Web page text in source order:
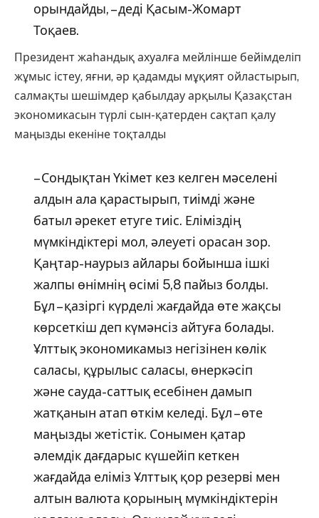
орындайды, – деді Қасым-Жомарт
Тоқаев.
Президент жаһандық ахуалға мейлінше бейімделіп
жұмыс істеу, яғни, әр қадамды мұқият ойластырып,
салмақты шешімдер қабылдау арқылы Қазақстан
экономикасын түрлі сын-қатерден сақтап қалу
маңызды екеніне тоқталды
– Сондықтан Үкімет кез келген мәселені
алдын ала қарастырып, тиімді және
батыл әрекет етуге тиіс. Еліміздің
мүмкіндіктері мол, әлеуеті орасан зор.
Қаңтар-наурыз айлары бойынша ішкі
жалпы өнімнің өсімі 5,8 пайыз болды.
Бұл – қазіргі күрделі жағдайда өте жақсы
көрсеткіш деп күмәнсіз айтуға болады.
Ұлттық экономикамыз негізінен көлік
саласы, құрылыс саласы, өнеркәсіп
және сауда-саттық есебінен дамып
жатқанын атап өткім келеді. Бұл – өте
маңызды жетістік. Сонымен қатар
әлемдік дағдарыс күшейіп кеткен
жағдайда еліміз Ұлттық қор резерві мен
алтын валюта қорының мүмкіндіктерін